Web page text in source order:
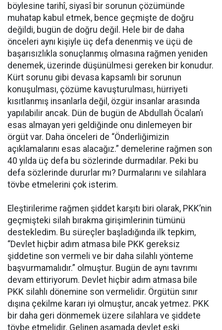
böylesine tarihî, siyasî bir sorunun çözümünde
muhatap kabul etmek, bence geçmişte de doğru
değildi, bugün de doğru değil. Hele bir de daha
önceleri aynı kişiyle üç defa denenmiş ve üçü de
başarısızlıkla sonuçlanmış olmasına rağmen yeniden
denemek, üzerinde düşünülmesi gereken bir konudur.
Kürt sorunu gibi devasa kapsamlı bir sorunun
konuşulması, çözüme kavuşturulması, hürriyeti
kısıtlanmış insanlarla değil, özgür insanlar arasında
yapılabilir ancak. Dün de bugün de Abdullah Öcalan’ı
esas almayan yeri geldiğinde onu dinlemeyen bir
örgüt var. Daha önceleri de “Önderliğimizin
açıklamalarını esas alacağız.” demelerine rağmen son
40 yılda üç defa bu sözlerinde durmadılar. Peki bu
defa sözlerinde dururlar mı? Durmalarını ve silahlara
tövbe etmelerini çok isterim.
Eleştirilerime rağmen şiddet karşıtı biri olarak, PKK’nin
geçmişteki silah bırakma girişimlerinin tümünü
destekledim. Bu süreçler başladığında ilk tepkim,
“Devlet hiçbir adım atmasa bile PKK gereksiz
şiddetine son vermeli ve bir daha silahlı yönteme
başvurmamalıdır.” olmuştur. Bugün de aynı tavrımı
devam ettiriyorum. Devlet hiçbir adım atmasa bile
PKK silahlı dönemine son vermelidir. Örgütün sınır
dışına çekilme kararı iyi olmuştur, ancak yetmez. PKK
bir daha geri dönmemek üzere silahlara ve şiddete
tövbe etmelidir. Gelinen aşamada devlet eski